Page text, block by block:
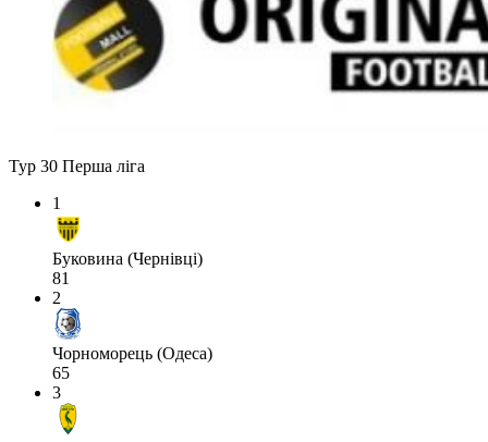
Тур 30 Перша ліга
1
Буковина (Чернівці)
81
2
Чорноморець (Одеса)
65
3